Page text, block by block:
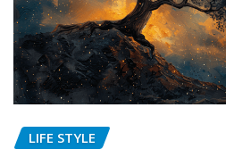
LIFE STYLE